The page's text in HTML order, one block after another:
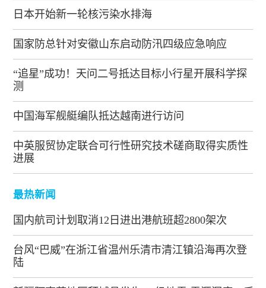
日本开始新一轮核污染水排海
国家防总针对安徽山东启动防汛四级应急响应
“追星”成功！天问二号抵达目标小行星开展科学探
测
中国海军舰艇编队抵达越南进行访问
中英服贸协定联合可行性研究技术磋商取得实质性
进展
最热新闻
国内航司计划取消12日进出港航班超2800架次
台风“巴威”在浙江省温州乐清市清江镇沿海再次登
陆